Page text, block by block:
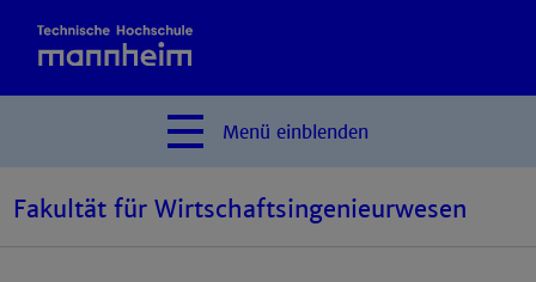
Menü einblenden
Fakultät für Wirtschaftsingenieurwesen